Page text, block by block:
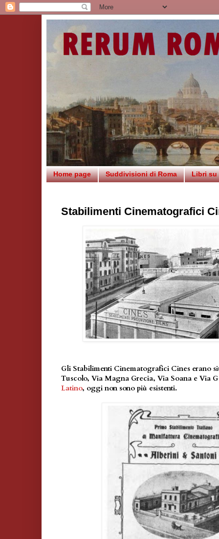
Home page Suddivisioni di Roma Libri su
Stabilimenti Cinematografici
Gli Stabilimenti Cinematografici Cines erano
Tuscolo, Via Magna Grecia, Via Soana e Via
Latino, oggi non sono più esistenti.